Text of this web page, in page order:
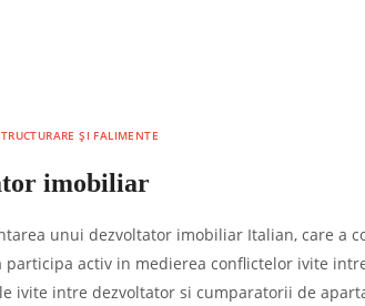
ȘI FALIMENTE
imobiliar
unui dezvoltator imobiliar Italian, care a
participa activ in medierea conflictelor ivite
ivite intre dezvoltator si cumparatorii de